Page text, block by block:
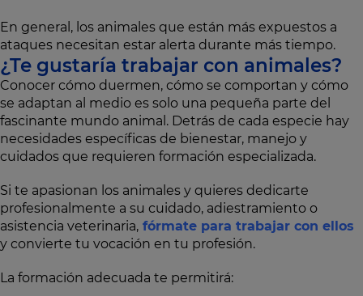
En general, los animales que están más expuestos a
ataques necesitan estar alerta durante más tiempo.
¿Te gustaría trabajar con animales?
Conocer cómo duermen, cómo se comportan y cómo
se adaptan al medio es solo una pequeña parte del
fascinante mundo animal. Detrás de cada especie hay
necesidades específicas de bienestar, manejo y
cuidados que requieren formación especializada.
Si te apasionan los animales y quieres dedicarte
profesionalmente a su cuidado, adiestramiento o
asistencia veterinaria, fórmate para trabajar con ellos
y convierte tu vocación en tu profesión.
La formación adecuada te permitirá: